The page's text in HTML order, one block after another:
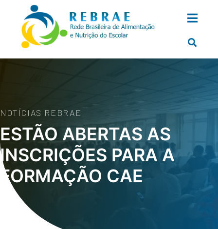
NOTÍCIAS REBRAE
ESTÃO ABERTAS AS
INSCRIÇÕES PARA A
FORMAÇÃO CAE